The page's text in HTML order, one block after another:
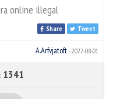
online illegal
Share Tweet
A.Arfvjatoft - 2022-08-01
1341